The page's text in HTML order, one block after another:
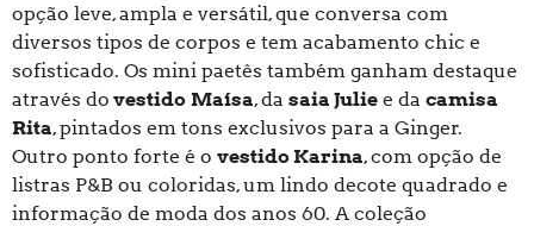
opção leve, ampla e versátil, que conversa com
diversos tipos de corpos e tem acabamento chic e
sofisticado. Os mini paetês também ganham destaque
através do vestido Maísa, da saia Julie e da camisa
Rita, pintados em tons exclusivos para a Ginger.
Outro ponto forte é o vestido Karina, com opção de
listras P&B ou coloridas, um lindo decote quadrado e
informação de moda dos anos 60. A coleção